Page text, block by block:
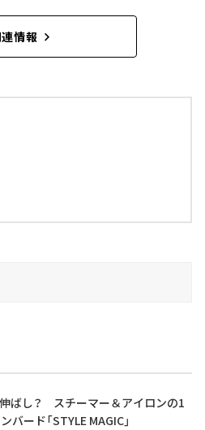
情報
ばし？ スチーマー＆アイロンの1
バード「STYLE MAGIC」